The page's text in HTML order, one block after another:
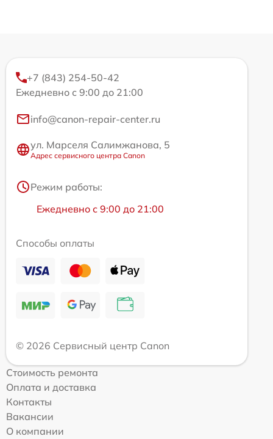
+7 (843) 254-50-42
Ежедневно с 9:00 до 21:00
info@canon-repair-center.ru
ул. Марселя Салимжанова, 5
Адрес сервисного центра Canon
Режим работы:
Ежедневно с 9:00 до 21:00
Способы оплаты
© 2026 Сервисный центр Canon
Стоимость ремонта
Оплата и доставка
Контакты
Вакансии
О компании